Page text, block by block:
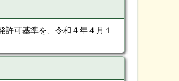
許可基準を、令和４年４月１